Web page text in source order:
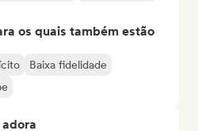
os quais também estão
Baixa fidelidade